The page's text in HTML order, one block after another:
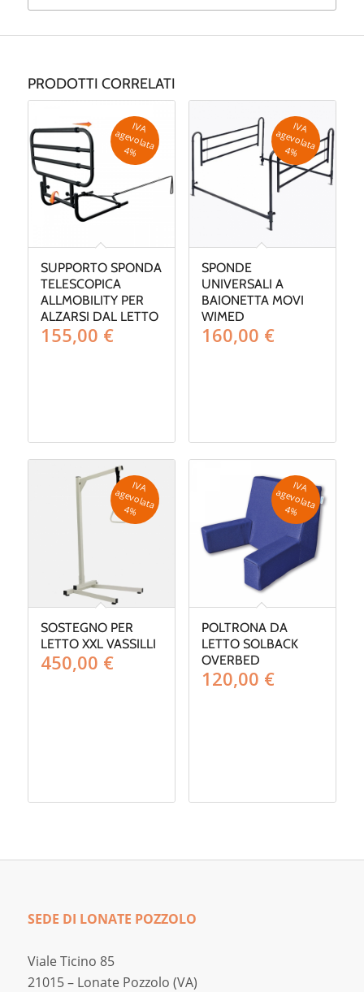
PRODOTTI CORRELATI
SUPPORTO SPONDA
TELESCOPICA
ALLMOBILITY PER
ALZARSI DAL LETTO
155,00 €
IV
A
a
g
e
v
o
la
ta
4
%
SPONDE
UNIVERSALI A
BAIONETTA MOVI
WIMED
160,00 €
IV
A
a
g
e
v
o
la
ta
4
%
SOSTEGNO PER
LETTO XXL VASSILLI
450,00 €
IV
A
a
g
e
v
o
la
ta
4
%
POLTRONA DA
LETTO SOLBACK
OVERBED
120,00 €
IV
A
a
g
e
v
o
la
ta
4
%
SEDE DI LONATE POZZOLO
Viale Ticino 85
21015 – Lonate Pozzolo (VA)